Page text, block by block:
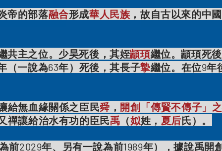
帝的部落融合形成華人民族 ，故自古以來的中
共主之位。少昊死後，其姪顓頊繼位。顓頊死
（一說為63年）死後，其長子摯繼位。在位9年
給無血緣關係之臣民舜 ， 開創「傳賢不傳子」
禪讓給治水有功的臣民禹 （姒姓， 夏后氏）。
前2029年、另有一說為前1989年），據說禹開